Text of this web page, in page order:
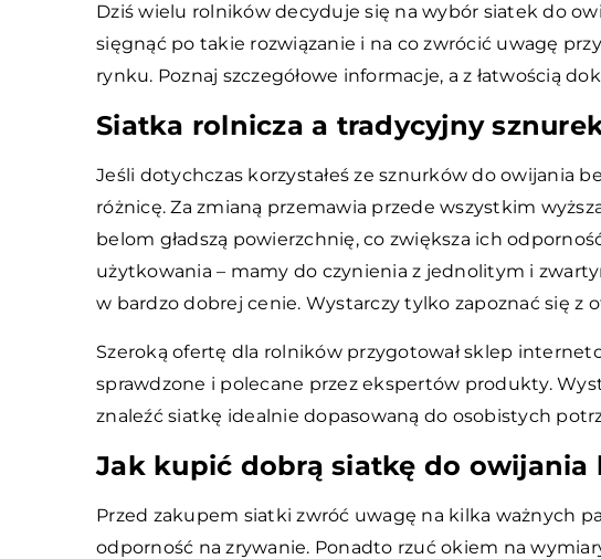
Dziś wielu rolników decyduje się na wybór siatek do
sięgnąć po takie rozwiązanie i na co zwrócić uwagę
rynku. Poznaj szczegółowe informacje, a z łatwością
Siatka rolnicza a tradycyjny
Jeśli dotychczas korzystałeś ze sznurków do owijania
różnicę. Za zmianą przemawia przede wszystkim
belom gładszą powierzchnię, co zwiększa ich
użytkowania – mamy do czynienia z jednolitym i
w bardzo dobrej cenie. Wystarczy tylko zapoznać się z
Szeroką ofertę dla rolników przygotował sklep
sprawdzone i polecane przez ekspertów produkty.
znaleźć siatkę idealnie dopasowaną do osobistych
Jak kupić dobrą siatkę do owijania
Przed zakupem siatki zwróć uwagę na kilka ważnych
odporność na zrywanie. Ponadto rzuć okiem na